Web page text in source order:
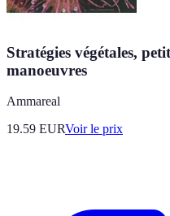
Stratégies végétales,
manoeuvres
Ammareal
19.59 EURVoir le prix